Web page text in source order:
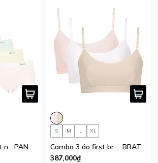
Combo 5 Quần lót nữ iBasic thun trơn lưng cao vừa phom hipster
PANW220
S M L XL
Combo 3 áo first bra bé gái tròng cổ thun lạnh thoáng khí iBasic
BRAT027B
387,000₫